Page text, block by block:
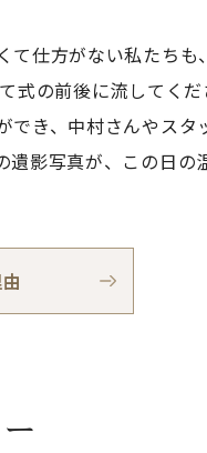
仕方がない私たち
式の前後に流してく
き、中村さんやス
影写真が、この日の